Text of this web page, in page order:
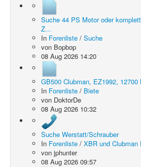
Suche 44 PS Motor oder
Z...
In Forenliste / Suche
von Bopbop
08 Aug 2026 14:20
GB500 Clubman, EZ1992, 12700
In Forenliste / Biete
von DoktorDe
08 Aug 2026 10:32
Suche Werstatt/Schrauber
In Forenliste / XBR und Clubman
von jphunter
08 Aug 2026 09:57